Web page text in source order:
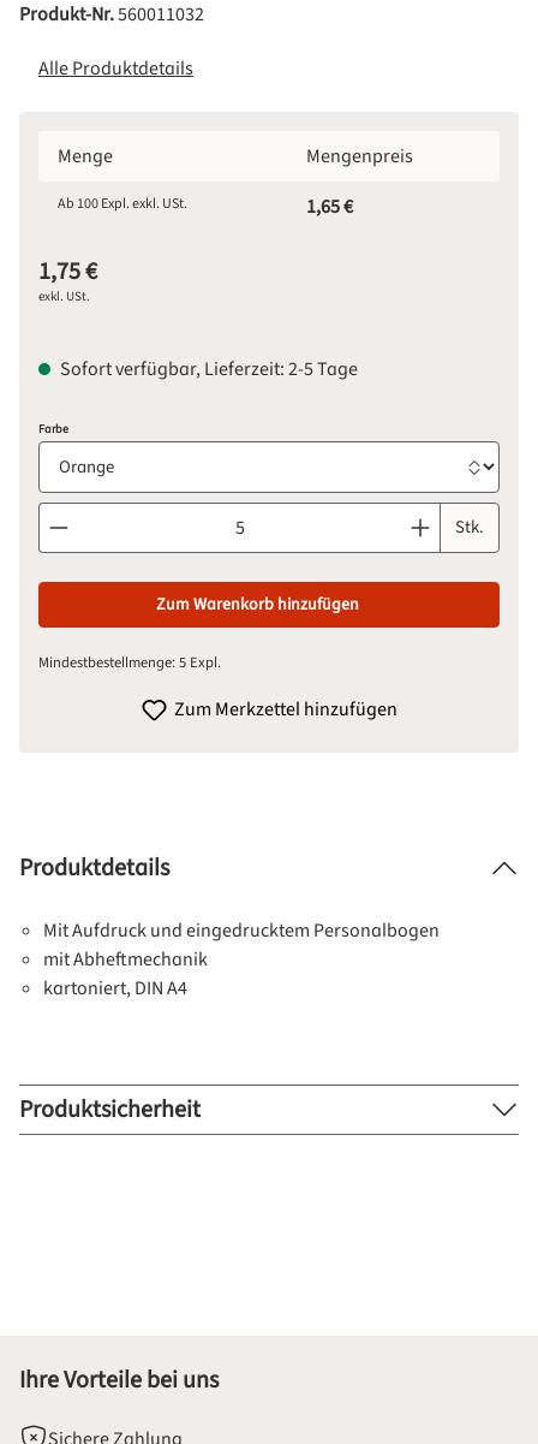
Produkt-Nr.560011032
Alle Produktdetails
Menge Mengenpreis
Ab 100Expl. exkl. USt. 1,65 €
1,75 €
exkl. USt.
Sofort verfügbar, Lieferzeit: 2-5 Tage
Farbeauswählen
Produkt Anzahl: Gib den gewünschten Wert ein oderStk.
Zum Warenkorb hinzufügen
Mindestbestellmenge: 5 Expl.
Zum Merkzettel hinzufügen
Produktdetails
Mit Aufdruck und eingedrucktem Personalbogen
mit Abheftmechanik
kartoniert, DIN A4
Produktsicherheit
Ihre Vorteile bei uns